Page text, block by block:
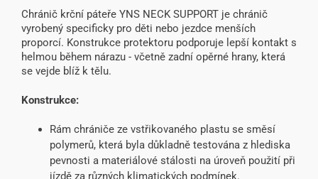
Chránič krční páteře YNS NECK SUPPORT je chránič
vyrobený specificky pro děti nebo jezdce menších
proporcí. Konstrukce protektoru podporuje lepší kontakt s
helmou během nárazu - včetně zadní opěrné hrany, která
se vejde blíž k tělu.
Konstrukce:
Rám chrániče ze vstřikovaného plastu se směsí
polymerů, která byla důkladně testována z hlediska
pevnosti a materiálové stálosti na úroveň použití při